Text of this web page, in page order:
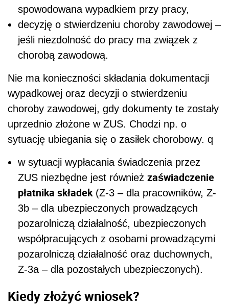
spowodowana wypadkiem przy pracy,
decyzję o stwierdzeniu choroby zawodowej –
jeśli niezdolność do pracy ma związek z
chorobą zawodową.
Nie ma konieczności składania dokumentacji
wypadkowej oraz decyzji o stwierdzeniu
choroby zawodowej, gdy dokumenty te zostały
uprzednio złożone w ZUS. Chodzi np. o
sytuację ubiegania się o zasiłek chorobowy. q
w sytuacji wypłacania świadczenia przez
ZUS niezbędne jest również zaświadczenie
płatnika składek (Z-3 – dla pracowników, Z-
3b – dla ubezpieczonych prowadzących
pozarolniczą działalność, ubezpieczonych
współpracujących z osobami prowadzącymi
pozarolniczą działalność oraz duchownych,
Z-3a – dla pozostałych ubezpieczonych).
Kiedy złożyć wniosek?